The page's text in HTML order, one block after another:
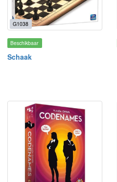
G1038
Beschikbaar
Schaak